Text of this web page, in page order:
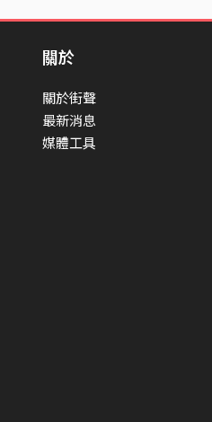
關於
關於街聲
最新消息
媒體工具